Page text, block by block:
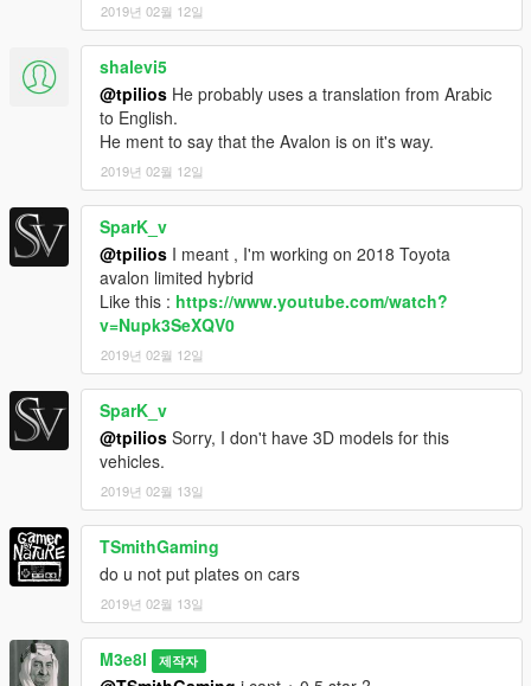
2019년 02월 12일
shalevi5
@tpilios He probably uses a translation from Arabic
to English.
He ment to say that the Avalon is on it's way.
2019년 02월 12일
SparK_v
@tpilios I meant , I'm working on 2018 Toyota
avalon limited hybrid
Like this : https://www.youtube.com/watch?
v=Nupk3SeXQV0
2019년 02월 12일
SparK_v
@tpilios Sorry, I don't have 3D models for this
vehicles.
2019년 02월 13일
TSmithGaming
do u not put plates on cars
2019년 02월 13일
M3e8l 제작자